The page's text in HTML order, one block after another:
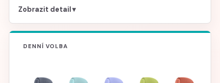
Zobrazit detail▾
DENNÍ VOLBA